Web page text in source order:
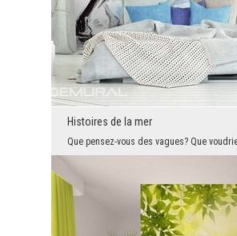
Histoires de la mer